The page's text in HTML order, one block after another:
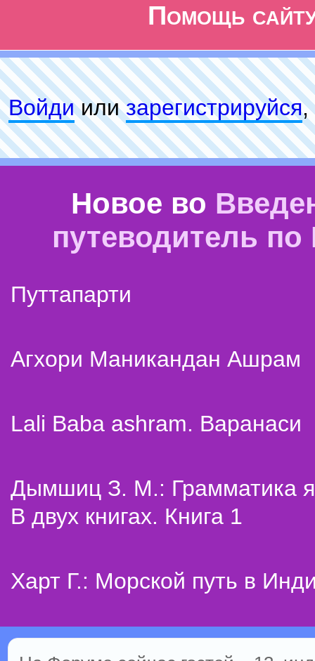
Помощь
Войдиилизарeгиcтpируйся,
Новое во
путеводитель
Путтапарти
Агхори Маникандан Ашрам
Lali Baba ashram. Варанаси
Дымшиц З. М.: Грамматика
В двух книгах. Книга 1
Харт Г.: Морской путь в